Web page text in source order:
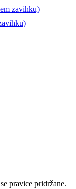
zavihku)
pravice pridržane.